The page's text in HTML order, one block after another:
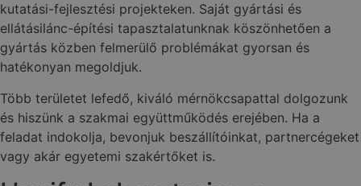
kutatási-fejlesztési projekteken. Saját gyártási és
ellátásilánc-építési tapasztalatunknak köszönhetően a
gyártás közben felmerülő problémákat gyorsan és
hatékonyan megoldjuk.
Több területet lefedő, kiváló mérnökcsapattal dolgozunk
és hiszünk a szakmai együttműködés erejében. Ha a
feladat indokolja, bevonjuk beszállítóinkat, partnercégeket
vagy akár egyetemi szakértőket is.